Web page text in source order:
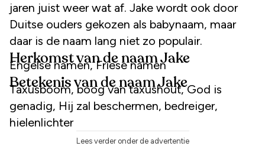
jaren juist weer wat af. Jake wordt ook door
Duitse ouders gekozen als babynaam, maar
daar is de naam lang niet zo populair.
Herkomst van de naam Jake
Engelse namen, Friese namen
Betekenis van de naam Jake
Taxusboom, boog van taxushout, God is
genadig, Hij zal beschermen, bedreiger,
hielenlichter
Lees verder onder de advertentie